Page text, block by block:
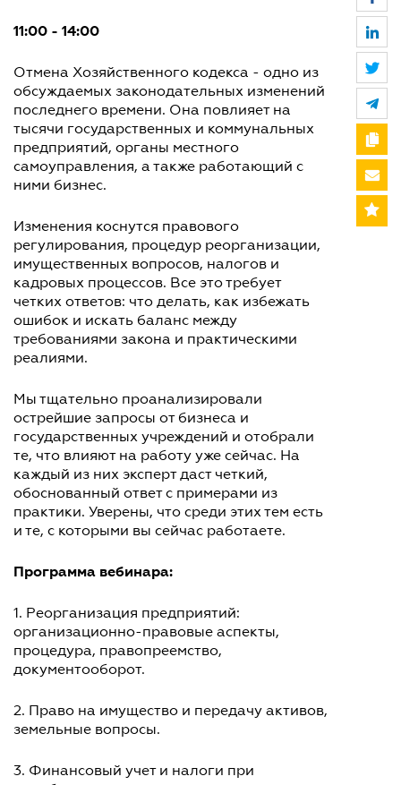
11:00 - 14:00
Отмена Хозяйственного кодекса - одно из
обсуждаемых законодательных изменений
последнего времени. Она повлияет на
тысячи государственных и коммунальных
предприятий, органы местного
самоуправления, а также работающий с
ними бизнес.
Изменения коснутся правового
регулирования, процедур реорганизации,
имущественных вопросов, налогов и
кадровых процессов. Все это требует
четких ответов: что делать, как избежать
ошибок и искать баланс между
требованиями закона и практическими
реалиями.
Мы тщательно проанализировали
острейшие запросы от бизнеса и
государственных учреждений и отобрали
те, что влияют на работу уже сейчас. На
каждый из них эксперт даст четкий,
обоснованный ответ с примерами из
практики. Уверены, что среди этих тем есть
и те, с которыми вы сейчас работаете.
Программа вебинара:
1. Реорганизация предприятий:
организационно-правовые аспекты,
процедура, правопреемство,
документооборот.
2. Право на имущество и передачу активов,
земельные вопросы.
3. Финансовый учет и налоги при